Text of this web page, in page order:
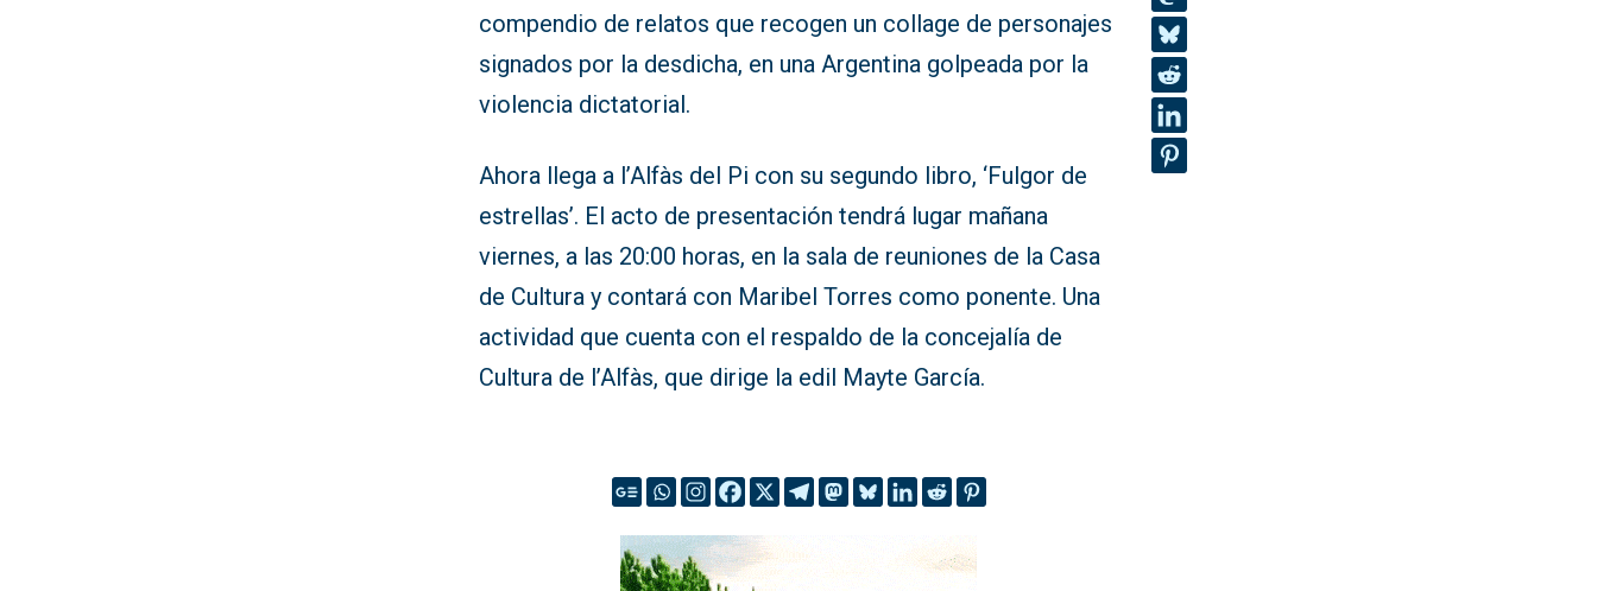
compendio de relatos que recogen un collage de personajes
signados por la desdicha, en una Argentina golpeada por la
violencia dictatorial.
Ahora llega a l’Alfàs del Pi con su segundo libro, ‘Fulgor de
estrellas’. El acto de presentación tendrá lugar mañana
viernes, a las 20:00 horas, en la sala de reuniones de la Casa
de Cultura y contará con Maribel Torres como ponente. Una
actividad que cuenta con el respaldo de la concejalía de
Cultura de l’Alfàs, que dirige la edil Mayte García.